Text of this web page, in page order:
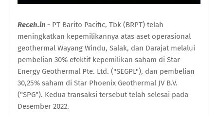
Receh.in - PT Barito Pacific, Tbk (BRPT) telah
meningkatkan kepemilikannya atas aset operasional
geothermal Wayang Windu, Salak, dan Darajat melalui
pembelian 30% efektif kepemilikan saham di Star
Energy Geothermal Pte. Ltd. ("SEGPL"), dan pembelian
30,25% saham di Star Phoenix Geothermal JV B.V.
("SPG"). Kedua transaksi tersebut telah selesai pada
Desember 2022.